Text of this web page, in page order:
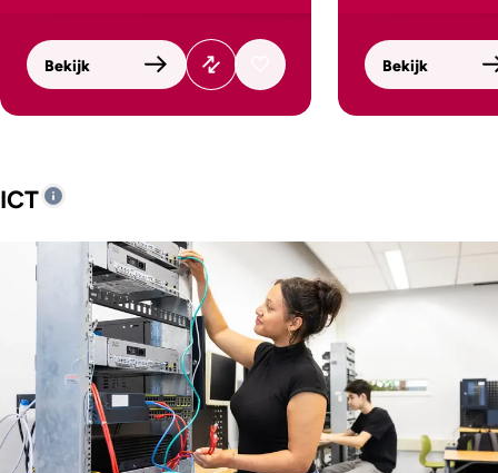
Bekijk Bekijk
ICT